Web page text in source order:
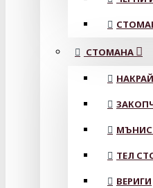
СТОМАНА
ТЕЛ
ВЕРИГИ